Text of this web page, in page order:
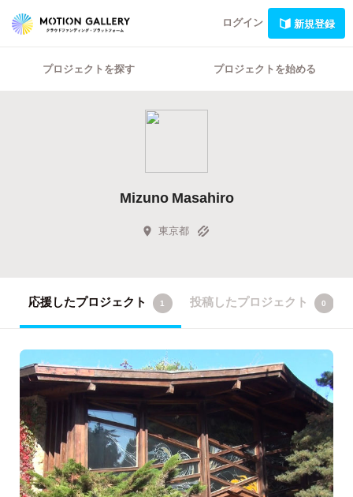
ログイン 新規登録
プロジェクトを探す プロジェクトを始める
Mizuno Masahiro
東京都
応援したプロジェクト 1 投稿したプロジェクト 0